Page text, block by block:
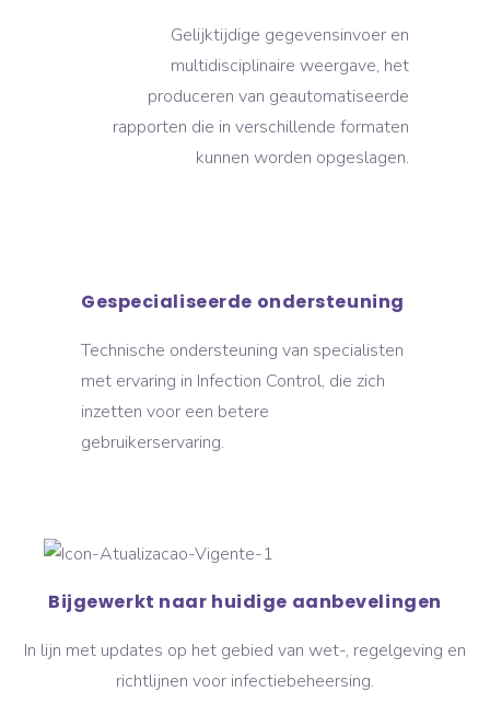
Gelijktijdige gegevensinvoer en
multidisciplinaire weergave, het
produceren van geautomatiseerde
rapporten die in verschillende formaten
kunnen worden opgeslagen.
Gespecialiseerde ondersteuning
Technische ondersteuning van specialisten
met ervaring in Infection Control, die zich
inzetten voor een betere
gebruikerservaring.
Bijgewerkt naar huidige aanbevelingen
In lijn met updates op het gebied van wet-, regelgeving en
richtlijnen voor infectiebeheersing.